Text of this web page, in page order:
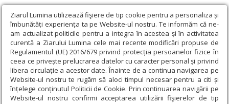
Ziarul Lumina utilizează fişiere de tip cookie pentru a personaliza și
îmbunătăți experiența ta pe Website-ul nostru. Te informăm că ne-
am actualizat politicile pentru a integra în acestea și în activitatea
curentă a Ziarului Lumina cele mai recente modificări propuse de
Regulamentul (UE) 2016/679 privind protecția persoanelor fizice în
ceea ce privește prelucrarea datelor cu caracter personal și privind
libera circulație a acestor date. Înainte de a continua navigarea pe
Website-ul nostru te rugăm să aloci timpul necesar pentru a citi și
înțelege conținutul Politicii de Cookie. Prin continuarea navigării pe
Website-ul nostru confirmi acceptarea utilizării fişierelor de tip
Ziarul Lumina › Opinii › Repere și idei › Experienţa harului în
teologia Sfântului Simeon Noul Teolog